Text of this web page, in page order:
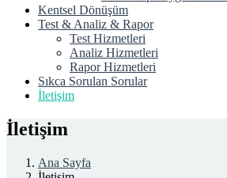
Kentsel Dönüşüm
Test & Analiz & Rapor
Test Hizmetleri
Analiz Hizmetleri
Rapor Hizmetleri
Sıkca Sorulan Sorular
İletişim
İletişim
Ana Sayfa